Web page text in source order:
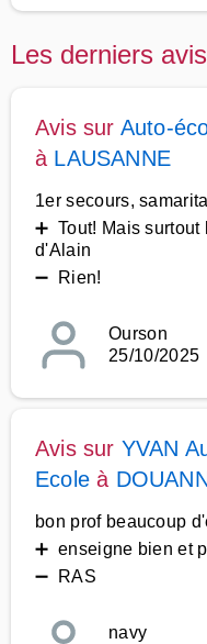
Les derniers
Avis sur Auto-
à LAUSANNE
1er secours,
➕ Tout! Mais
d'Alain
➖ Rien!
Ourson
25/10/2025
Avis sur YVAN
Ecole à
bon prof beaucoup
➕ enseigne bien et
➖ RAS
navy